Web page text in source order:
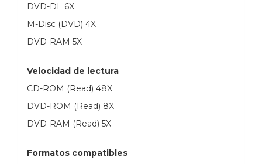
DVD-DL 6X
M-Disc (DVD) 4X
DVD-RAM 5X
Velocidad de lectura
CD-ROM (Read) 48X
DVD-ROM (Read) 8X
DVD-RAM (Read) 5X
Formatos compatibles